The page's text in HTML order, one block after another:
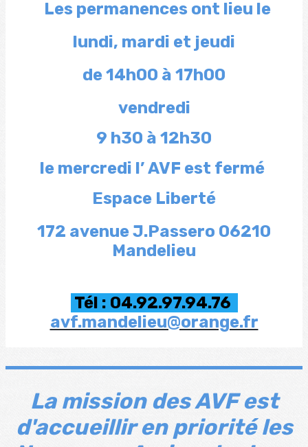
Les permanences ont lieu le
lundi, mardi et jeudi
de 14h00 à 17h00
vendredi
9 h30 à 12h30
le mercredi l’ AVF est fermé
Espace Liberté
172 avenue J.Passero 06210
Mandelieu
Tél : 04.92.97.94.76
avf.mandelieu@orange.fr
La mission des AVF est
d'accueillir en priorité les